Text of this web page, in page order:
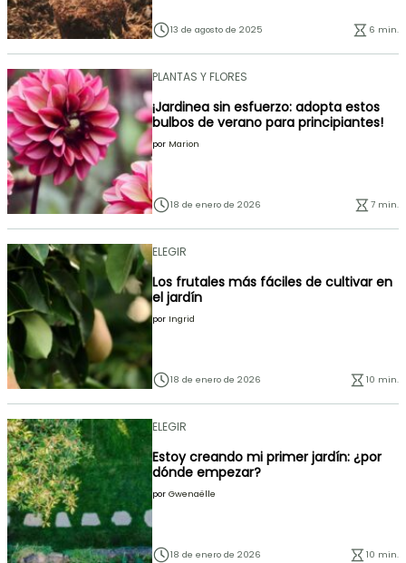
13 de agosto de 2025 6 min.
PLANTAS Y FLORES
¡Jardinea sin esfuerzo: adopta estos
bulbos de verano para principiantes!
por Marion
18 de enero de 2026 7 min.
ELEGIR
Los frutales más fáciles de cultivar en
el jardín
por Ingrid
18 de enero de 2026 10 min.
ELEGIR
Estoy creando mi primer jardín: ¿por
dónde empezar?
por Gwenaëlle
18 de enero de 2026 10 min.